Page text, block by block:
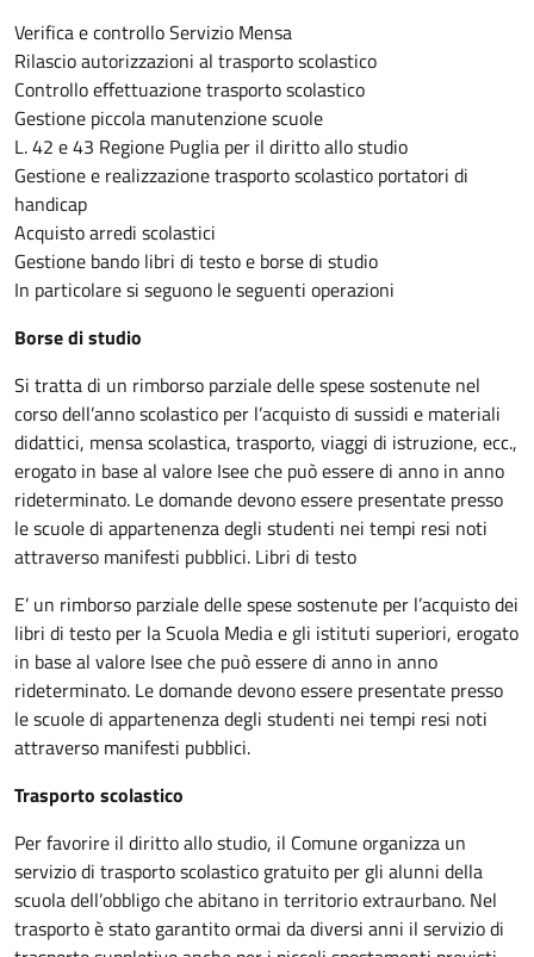
Verifica e controllo Servizio Mensa
Rilascio autorizzazioni al trasporto scolastico
Controllo effettuazione trasporto scolastico
Gestione piccola manutenzione scuole
L. 42 e 43 Regione Puglia per il diritto allo studio
Gestione e realizzazione trasporto scolastico portatori di
handicap
Acquisto arredi scolastici
Gestione bando libri di testo e borse di studio
In particolare si seguono le seguenti operazioni
Borse di studio
Si tratta di un rimborso parziale delle spese sostenute nel
corso dell’anno scolastico per l’acquisto di sussidi e materiali
didattici, mensa scolastica, trasporto, viaggi di istruzione, ecc.,
erogato in base al valore Isee che può essere di anno in anno
rideterminato. Le domande devono essere presentate presso
le scuole di appartenenza degli studenti nei tempi resi noti
attraverso manifesti pubblici. Libri di testo
E’ un rimborso parziale delle spese sostenute per l’acquisto dei
libri di testo per la Scuola Media e gli istituti superiori, erogato
in base al valore Isee che può essere di anno in anno
rideterminato. Le domande devono essere presentate presso
le scuole di appartenenza degli studenti nei tempi resi noti
attraverso manifesti pubblici.
Trasporto scolastico
Per favorire il diritto allo studio, il Comune organizza un
servizio di trasporto scolastico gratuito per gli alunni della
scuola dell’obbligo che abitano in territorio extraurbano. Nel
trasporto è stato garantito ormai da diversi anni il servizio di